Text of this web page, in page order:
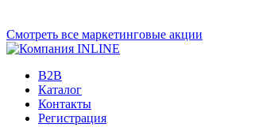
Смотреть все маркетинговые акции
B2B
Каталог
Контакты
Регистрация